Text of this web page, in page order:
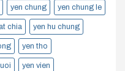
yen chung yen chung le
chia yen hu chung
yen tho
yen vien